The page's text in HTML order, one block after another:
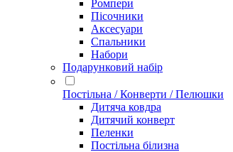
Ромпери
Пісочники
Аксесуари
Спальники
Набори
Подарунковий набір
Постільна / Конверти / Пелюшки
Дитяча ковдра
Дитячий конверт
Пеленки
Постільна білизна